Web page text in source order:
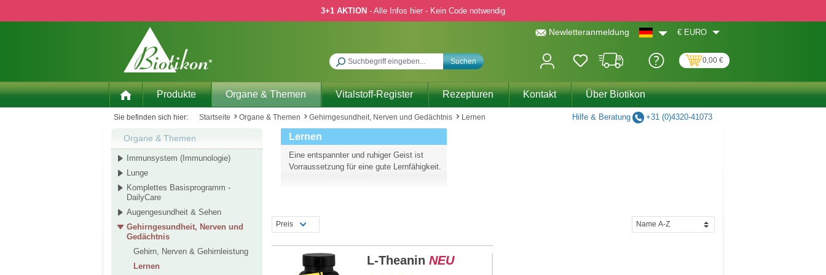
3+1 AKTION - Alle Infos hier - Kein Code notwendig
Newletteranmeldung € EURO
Suchen 0,00 €
Produkte Organe & Themen Vitalstoff-Register Rezepturen Kontakt Über Biotikon
Sie befinden sich hier: Startseite Organe & Themen Gehirngesundheit, Nerven und Gedächtnis Lernen Hilfe & Beratung +31 (0)4320-41073
Organe & Themen
Immunsystem (Immunologie)
Lunge
Komplettes Basisprogramm -
DailyCare
Augengesundheit & Sehen
Gehirngesundheit, Nerven und
Gedächtnis
Gehirn, Nerven & Gehirnleistung
Lernen
Lernen
Eine entspannter und ruhiger Geist ist
Vorraussetzung für eine gute Lernfähigkeit.
Preis
L-Theanin NEU